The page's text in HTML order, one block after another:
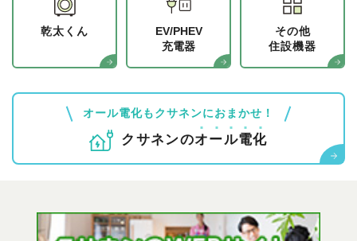
乾太くん
EV/PHEV
充電器
その他
住設機器
オール電化もクサネンにおまかせ！
クサネンのオール電化